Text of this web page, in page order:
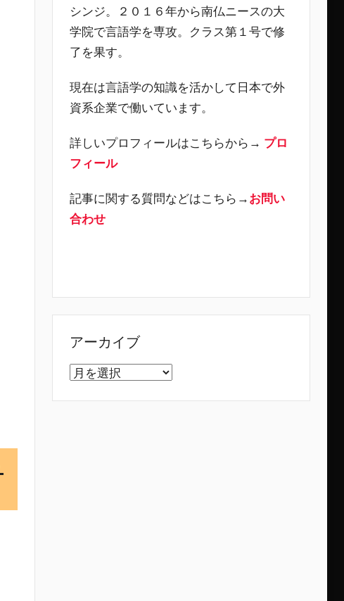
シンジ。２０１６年から南仏ニースの大
学院で言語学を専攻。クラス第１号で修
了を果す。
現在は言語学の知識を活かして日本で外
資系企業で働いています。
詳しいプロフィールはこちらから→ プロ
フィール
記事に関する質問などはこちら→ お問い
合わせ
アーカイブ
ア